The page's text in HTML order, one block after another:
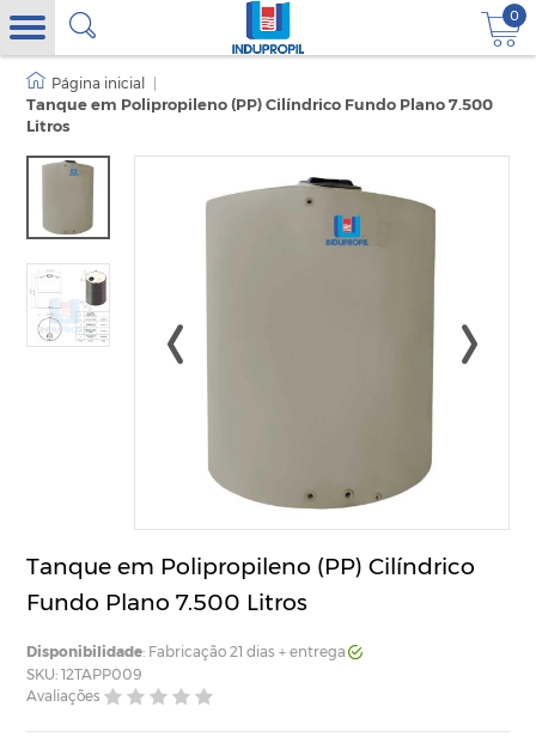
0
Tanque em Polipropileno (PP) Cilíndrico Fundo Plano 7.500
Litros
Tanque em Polipropileno (PP) Cilíndrico
Fundo Plano 7.500 Litros
Disponibilidade: Fabricação 21 dias + entrega
SKU: 12TAPP009
Avaliações